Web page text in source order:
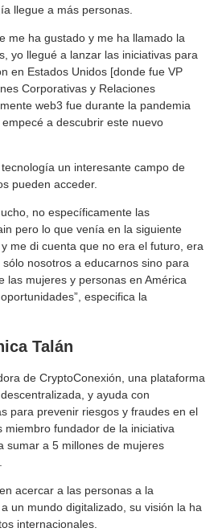
llegue a más personas.
me ha gustado y me ha llamado la
yo llegué a lanzar las iniciativas para
en Estados Unidos [donde fue VP
Corporativas y Relaciones
web3 fue durante la pandemia
a descubrir este nuevo
un interesante campo de
pueden acceder.
no específicamente las
pero lo que venía en la siguiente
me di cuenta que no era el futuro, era
nosotros a educarnos sino para
las mujeres y personas en América
especifica la
Talán
de CryptoConexión, una plataforma
y ayuda con
para prevenir riesgos y fraudes en el
miembro fundador de la iniciativa
sumar a 5 millones de mujeres
acercar a las personas a la
un mundo digitalizado, su visión la ha
internacionales.